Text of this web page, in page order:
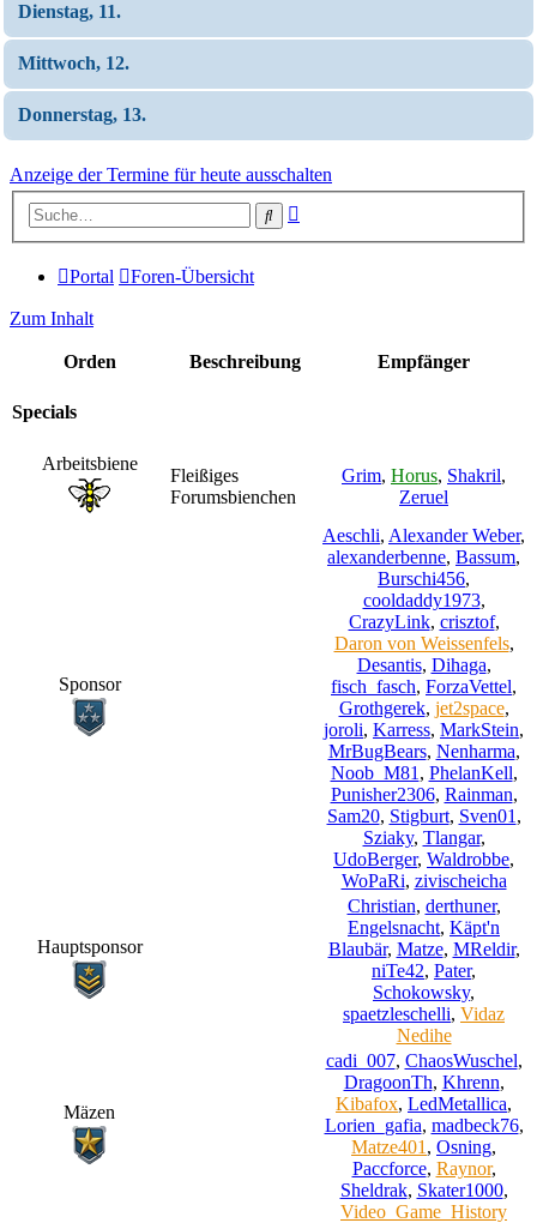
Dienstag, 11.
Mittwoch, 12.
Donnerstag, 13.
Anzeige der Termine für heute ausschalten
Suche
Portal Foren-Übersicht
Zum Inhalt
Orden Beschreibung Empfänger
Specials
Arbeitsbiene
Fleißiges
Forumsbienchen
Grim, Horus, Shakril,
Zeruel
Sponsor
Aeschli, Alexander Weber,
alexanderbenne, Bassum,
Burschi456,
cooldaddy1973,
CrazyLink, crisztof,
Daron von Weissenfels,
Desantis, Dihaga,
fisch_fasch, ForzaVettel,
Grothgerek, jet2space,
joroli, Karress, MarkStein,
MrBugBears, Nenharma,
Noob_M81 , PhelanKell,
Punisher2306, Rainman,
Sam20, Stigburt, Sven01 ,
Sziaky, Tlangar,
UdoBerger, Waldrobbe,
WoPaRi, zivischeicha
Hauptsponsor
Christian, derthuner,
Engelsnacht, Käpt'n
Blaubär, Matze, MReldir,
niTe42, Pater,
Schokowsky,
spaetzleschelli, Vidaz
Nedihe
Mäzen
cadi_007, ChaosWuschel,
DragoonTh, Khrenn,
Kibafox, LedMetallica,
Lorien_gafia, madbeck76,
Matze401 , Osning,
Paccforce, Raynor,
Sheldrak, Skater1000,
Video_Game_History